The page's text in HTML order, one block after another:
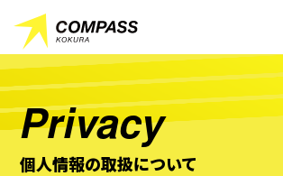
Privacy
個人情報の取扱について